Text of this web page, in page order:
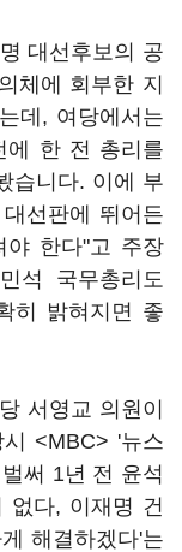
대선후보의 공
체에 회부한 지
데, 여당에서는
에 한 전 총리를
습니다. 이에 부
선판에 뛰어든
야 한다"고 주장
석 국무총리도
히 밝혀지면 좋
서영교 의원이
<MBC> '뉴스
써 1년 전 윤석
없다, 이재명 건
해결하겠다'는